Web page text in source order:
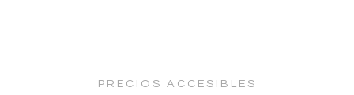
PRECIOS ACCESIBLES